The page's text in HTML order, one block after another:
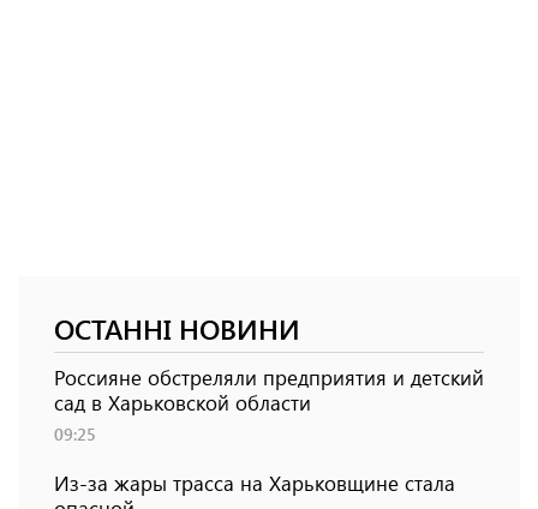
ОСТАННІ НОВИНИ
Россияне обстреляли предприятия и детский
сад в Харьковской области
09:25
Из-за жары трасса на Харьковщине стала